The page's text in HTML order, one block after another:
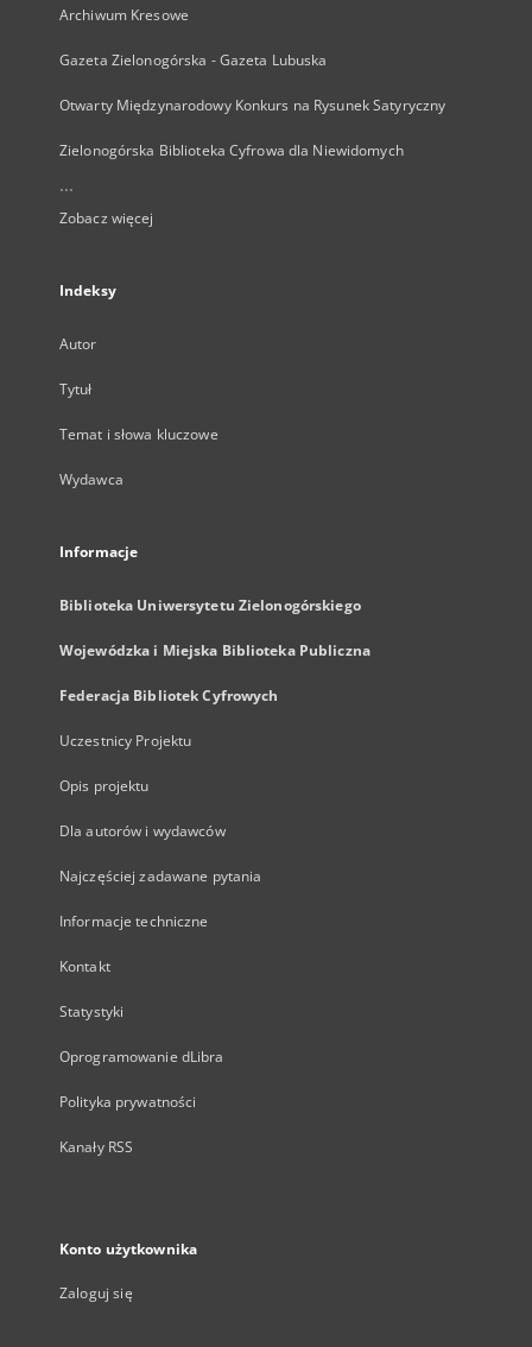
Archiwum Kresowe
Gazeta Zielonogórska - Gazeta Lubuska
Otwarty Międzynarodowy Konkurs na Rysunek Satyryczny
Zielonogórska Biblioteka Cyfrowa dla Niewidomych
...
Zobacz więcej
Indeksy
Autor
Tytuł
Temat i słowa kluczowe
Wydawca
Informacje
Biblioteka Uniwersytetu Zielonogórskiego
Wojewódzka i Miejska Biblioteka Publiczna
Federacja Bibliotek Cyfrowych
Uczestnicy Projektu
Opis projektu
Dla autorów i wydawców
Najczęściej zadawane pytania
Informacje techniczne
Kontakt
Statystyki
Oprogramowanie dLibra
Polityka prywatności
Kanały RSS
Konto użytkownika
Zaloguj się